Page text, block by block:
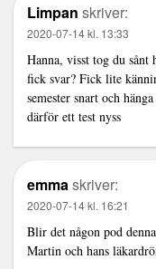
Limpan skriver:
2020-07-14 kl. 13:33
Hanna, visst tog du
fick svar? Fick lite
semester snart och
därför ett test nyss
emmaskriver:
2020-07-14 kl. 16:21
Blir det någon pod
Martin och hans